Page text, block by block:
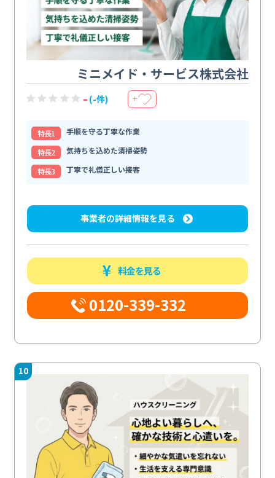
ミニメイド・サービス株式会社
- (-件) ＋
特⻑1
手順を守る丁寧な作業
特⻑2
気持ちを込めた清掃姿勢
特⻑3
丁寧で礼儀正しい接客
事業者の詳細情報を見る
料金を見る
0120-339-332
10